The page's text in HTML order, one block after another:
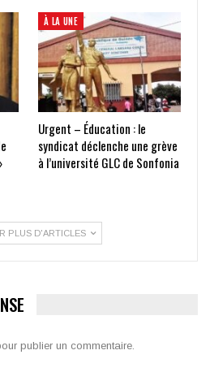
À LA UNE
Urgent – Éducation : le
syndicat déclenche une grève
à l’université GLC de Sonfonia
PLUS D'ARTICLES
publier un commentaire.